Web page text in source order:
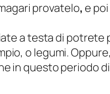
provatelo, e
a testa di potrete
o legumi.
in questo periodo